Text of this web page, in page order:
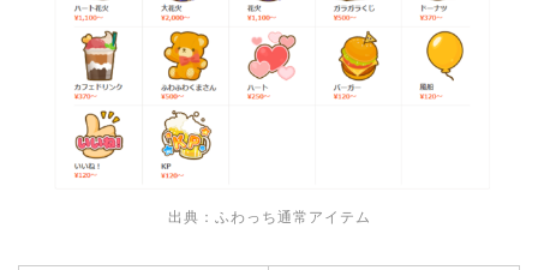
出典：ふわっち通常アイテム